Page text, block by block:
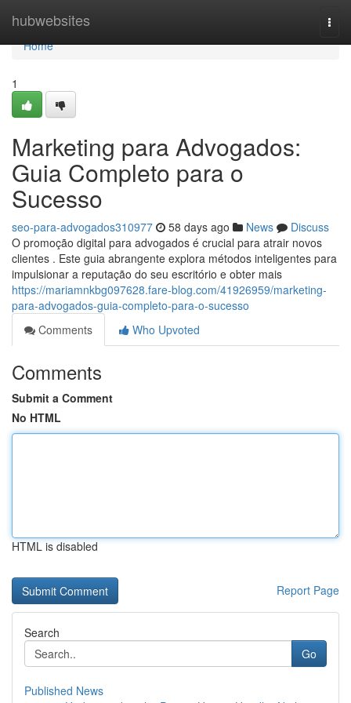
hubwebsites
Home
Home
1
Marketing para Advogados:
Guia Completo para o
Sucesso
seo-para-advogados310977 58 days ago News
Discuss
O promoção digital para advogados é crucial para atrair novos
clientes . Este guia abrangente explora métodos inteligentes para
impulsionar a reputação do seu escritório e obter mais
https://mariamnkbg097628.fare-blog.com/41926959/marketing-
para-advogados-guia-completo-para-o-sucesso
Comments
Who Upvoted
Comments
Submit a Comment
No HTML
HTML is disabled
Report Page
Search
Go
Published News